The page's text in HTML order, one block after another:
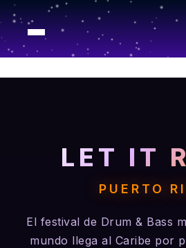
LET IT
PUERTO
El festival de Drum & Bass
mundo llega al Caribe por